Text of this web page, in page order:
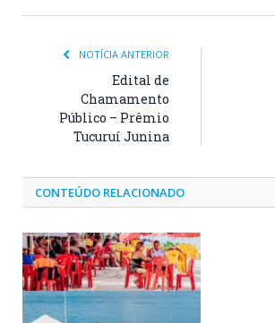
NOTÍCIA ANTERIOR
Edital de
Chamamento
Público – Prêmio
Tucuruí Junina
CONTEÚDO RELACIONADO